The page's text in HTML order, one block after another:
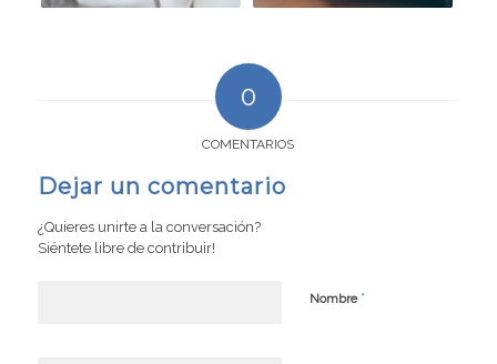
0
COMENTARIOS
Dejar un comentario
¿Quieres unirte a la conversación?
Siéntete libre de contribuir!
Nombre *